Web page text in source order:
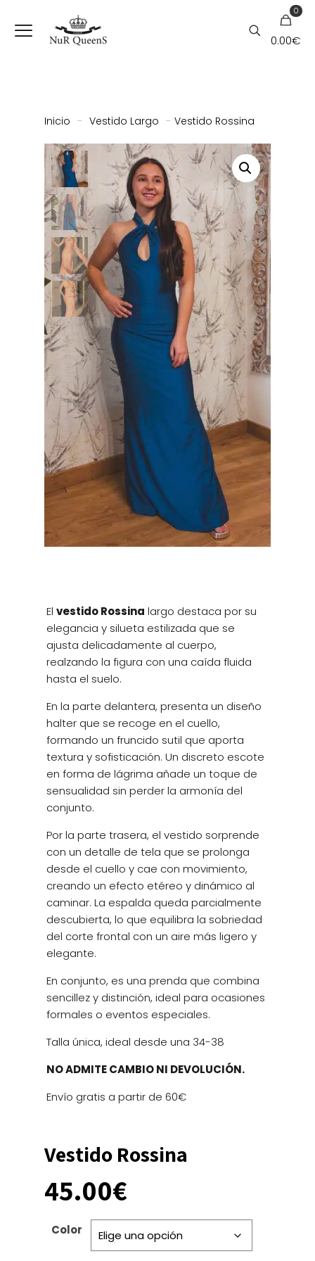
0
0.00€
Inicio - Vestido Largo - Vestido Rossina
Elvestido Rossina largo destaca por su
elegancia y silueta estilizada que se
ajusta delicadamente al cuerpo,
realzando la figura con una caída fluida
hasta el suelo.
En la parte delantera, presenta un diseño
halter que se recoge en el cuello,
formando un fruncido sutil que aporta
textura y sofisticación. Un discreto escote
en forma de lágrima añade un toque de
sensualidad sin perder la armonía del
conjunto.
Por la parte trasera, el vestido sorprende
con un detalle de tela que se prolonga
desde el cuello y cae con movimiento,
creando un efecto etéreo y dinámico al
caminar. La espalda queda parcialmente
descubierta, lo que equilibra la sobriedad
del corte frontal con un aire más ligero y
elegante.
En conjunto, es una prenda que combina
sencillez y distinción, ideal para ocasiones
formales o eventos especiales.
Talla única, ideal desde una 34-38
NO ADMITE CAMBIO NI DEVOLUCIÓN.
Envío gratis a partir de 60€
Vestido Rossina
45.00€
Color